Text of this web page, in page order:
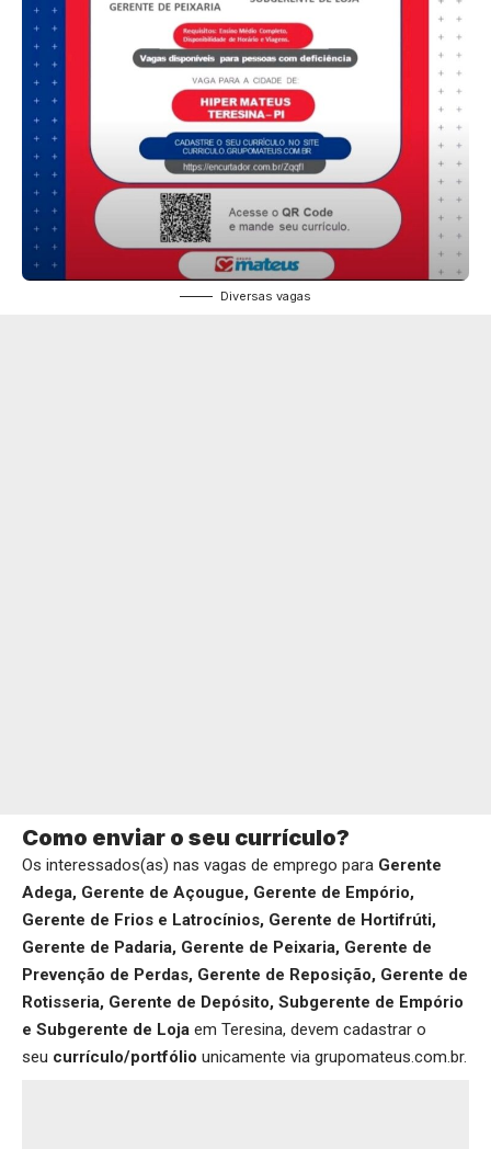
Diversas vagas
Como enviar o seu currículo?
Os interessados(as) nas vagas de emprego para Gerente
Adega, Gerente de Açougue, Gerente de Empório,
Gerente de Frios e Latrocínios, Gerente de Hortifrúti,
Gerente de Padaria, Gerente de Peixaria, Gerente de
Prevenção de Perdas, Gerente de Reposição, Gerente de
Rotisseria, Gerente de Depósito, Subgerente de Empório
e Subgerente de Loja em Teresina, devem cadastrar o
seu currículo/portfólio unicamente via grupomateus.com.br.